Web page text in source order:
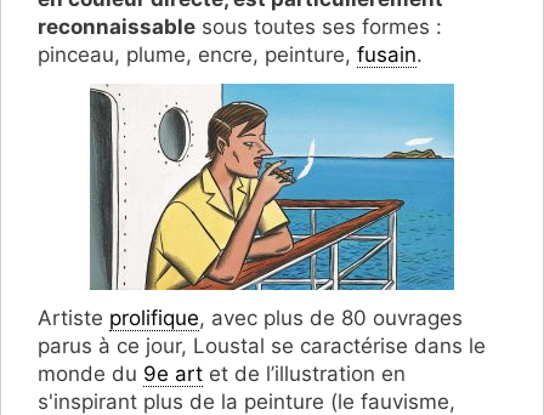
reconnaissable sous toutes ses formes :
pinceau, plume, encre, peinture, fusain.
Artiste prolifique, avec plus de 80 ouvrages
parus à ce jour, Loustal se caractérise dans le
monde du 9e art et de l’illustration en
s'inspirant plus de la peinture (le fauvisme,